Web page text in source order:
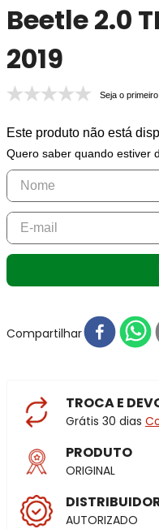
Beetle 2.0
2019
Seja o
Este produto não está
Quero saber quando estiver
Compartilhar
TROCA E
Grátis 30 dias
PRODUTO
ORIGINAL
AUTORIZADO